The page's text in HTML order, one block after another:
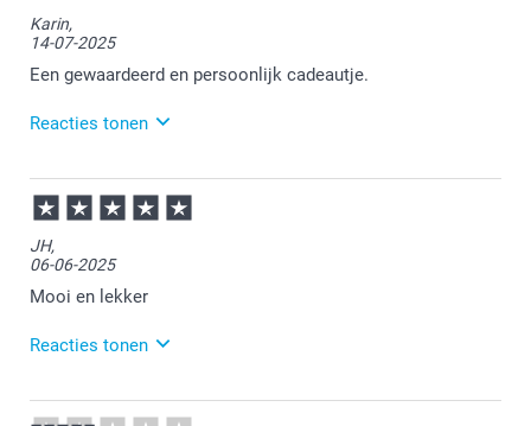
Karin,
14-07-2025
Een gewaardeerd en persoonlijk cadeautje.
Reacties tonen
15-07-2025
13:30
Bedankt voor je review. Wat leuk dat je bij ons
leuk om cadeau te geven. Eet smakelijk voor de
ontvanger!
JH,
06-06-2025
Mooi en lekker
Reacties tonen
10-06-2025